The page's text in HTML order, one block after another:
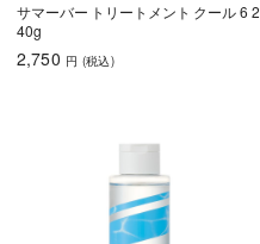
サマーバー トリートメント クール 6 2
40g
2,750 円 (税込)